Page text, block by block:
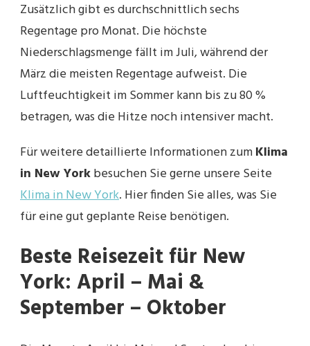
Zusätzlich gibt es durchschnittlich sechs
Regentage pro Monat. Die höchste
Niederschlagsmenge fällt im Juli, während der
März die meisten Regentage aufweist. Die
Luftfeuchtigkeit im Sommer kann bis zu 80 %
betragen, was die Hitze noch intensiver macht.
Für weitere detaillierte Informationen zumKlima
in New Yorkbesuchen Sie gerne unsere Seite
Klima in New York. Hier finden Sie alles, was Sie
für eine gut geplante Reise benötigen.
Beste Reisezeit für New
York: April – Mai &
September – Oktober